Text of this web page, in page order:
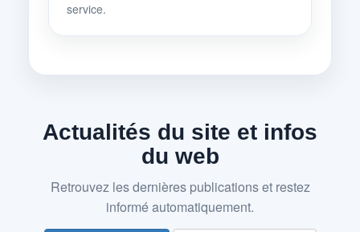
service.
Actualités du site et infos
du web
Retrouvez les dernières publications et restez
informé automatiquement.